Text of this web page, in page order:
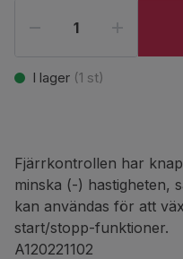
I lager (1 st)
Fjärrkontrollen har
minska (-) hastigheten,
kan användas för att
start/stopp-funktioner.
A120221102